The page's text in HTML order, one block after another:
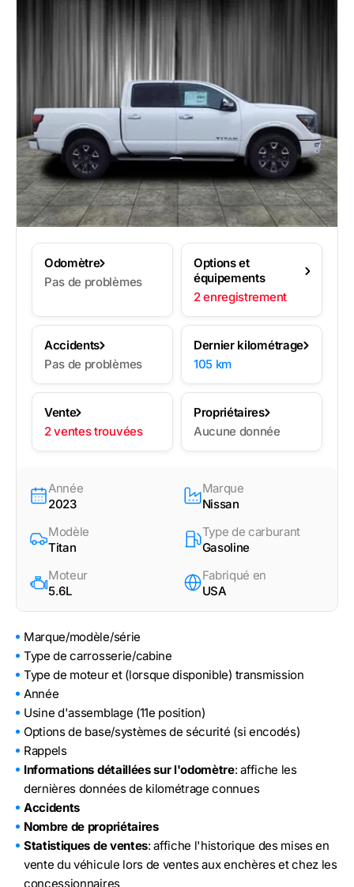
Odomètre
Pas de problèmes
Options et
équipements
2 enregistrement
Accidents
Pas de problèmes
Dernier kilométrage
105 km
Vente
2 ventes trouvées
Propriétaires
Aucune donnée
Année
2023
Marque
Nissan
Modèle
Titan
Type de carburant
Gasoline
Moteur
5.6L
Fabriqué en
USA
Marque/modèle/série
Type de carrosserie/cabine
Type de moteur et (lorsque disponible) transmission
Année
Usine d'assemblage (11e position)
Options de base/systèmes de sécurité (si encodés)
Rappels
Informations détaillées sur l'odomètre: affiche les
dernières données de kilométrage connues
Accidents
Nombre de propriétaires
Statistiques de ventes: affiche l'historique des mises en
vente du véhicule lors de ventes aux enchères et chez les
concessionnaires